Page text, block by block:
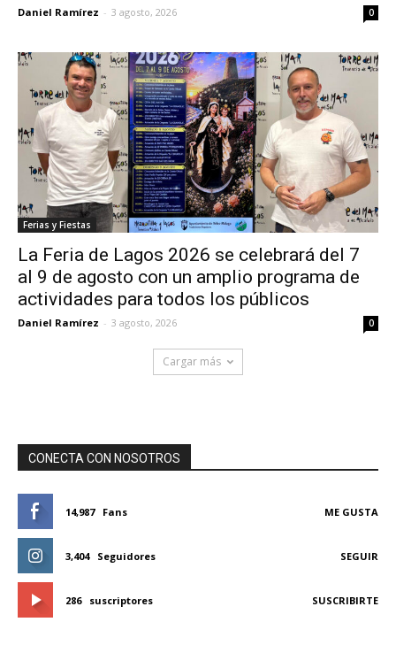
Daniel Ramírez - 3 agosto, 2026 0
Ferias y Fiestas
La Feria de Lagos 2026 se celebrará del 7
al 9 de agosto con un amplio programa de
actividades para todos los públicos
Daniel Ramírez - 3 agosto, 2026 0
Cargar más
CONECTA CON NOSOTROS
14,987 Fans ME GUSTA
3,404 Seguidores SEGUIR
286 suscriptores SUSCRIBIRTE